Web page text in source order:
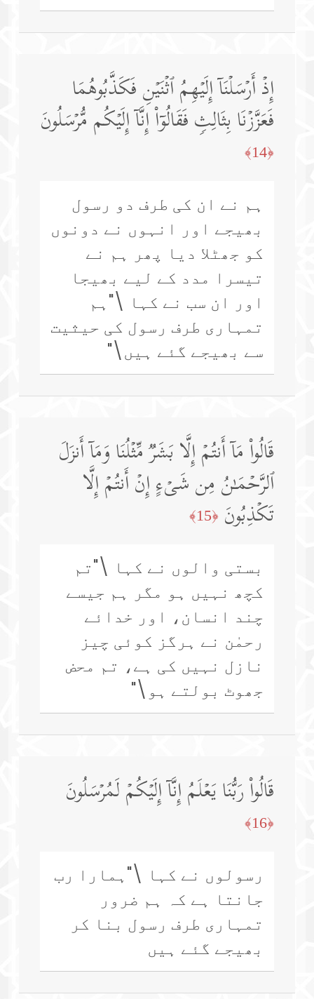
إِذۡ أَرۡسَلۡنَاۤ إِلَیۡهِمُ ٱثۡنَیۡنِ فَكَذَّبُوهُمَا
فَعَزَّزۡنَا بِثَالِثࣲ فَقَالُوۤا۟ إِنَّاۤ إِلَیۡكُم مُّرۡسَلُونَ
﴿14﴾
ہم نے ان کی طرف دو رسول
بھیجے اور انہوں نے دونوں
کو جھٹلا دیا پھر ہم نے
تیسرا مدد کے لیے بھیجا
اور ان سب نے کہا \"ہم
تمہاری طرف رسول کی حیثیت
سے بھیجے گئے ہیں\"
قَالُوا۟ مَاۤ أَنتُمۡ إِلَّا بَشَرࣱ مِّثۡلُنَا وَمَاۤ أَنزَلَ
ٱلرَّحۡمَـٰنُ مِن شَیۡءٍ إِنۡ أَنتُمۡ إِلَّا
تَكۡذِبُونَ ﴿15﴾
بستی والوں نے کہا \"تم
کچھ نہیں ہو مگر ہم جیسے
چند انسان، اور خدائے
رحمٰن نے ہرگز کوئی چیز
نازل نہیں کی ہے، تم محض
جھوٹ بولتے ہو\"
قَالُوا۟ رَبُّنَا یَعۡلَمُ إِنَّاۤ إِلَیۡكُمۡ لَمُرۡسَلُونَ
﴿16﴾
رسولوں نے کہا \"ہمارا رب
جانتا ہے کہ ہم ضرور
تمہاری طرف رسول بنا کر
بھیجے گئے ہیں